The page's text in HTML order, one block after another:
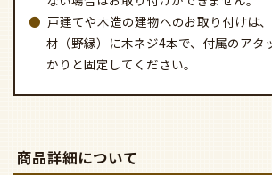
戸建てや木造の建物へのお取り付けは
材（野縁）に木ネジ4本で、付属のアタ
かりと固定してください。
商品詳細について